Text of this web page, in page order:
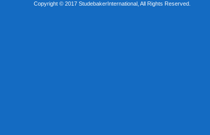
Copyright © 2017 StudebakerInternational, All Rights Reserved.